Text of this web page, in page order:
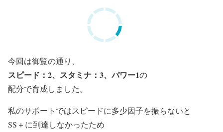
今回は御覧の通り、
スピード：2、スタミナ：3、パワー1の
配分で育成しました。
私のサポートではスピードに多少因子を振らないと
SS＋に到達しなかったため